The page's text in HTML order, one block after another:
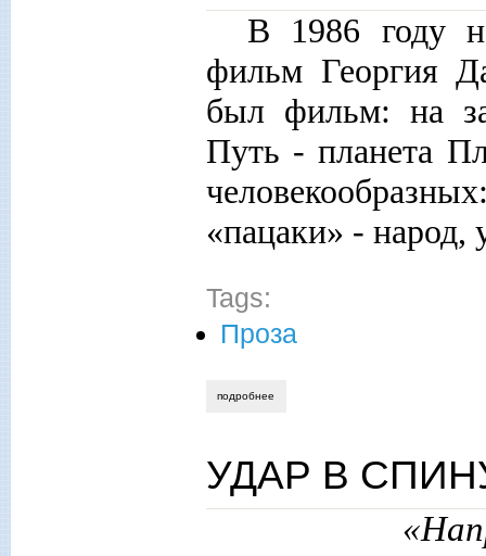
В 1986 году
фильм Георгия
был фильм: на
Путь - планета
«пацаки» - народ,
Tags:
Проза
подробнее
УДАР В